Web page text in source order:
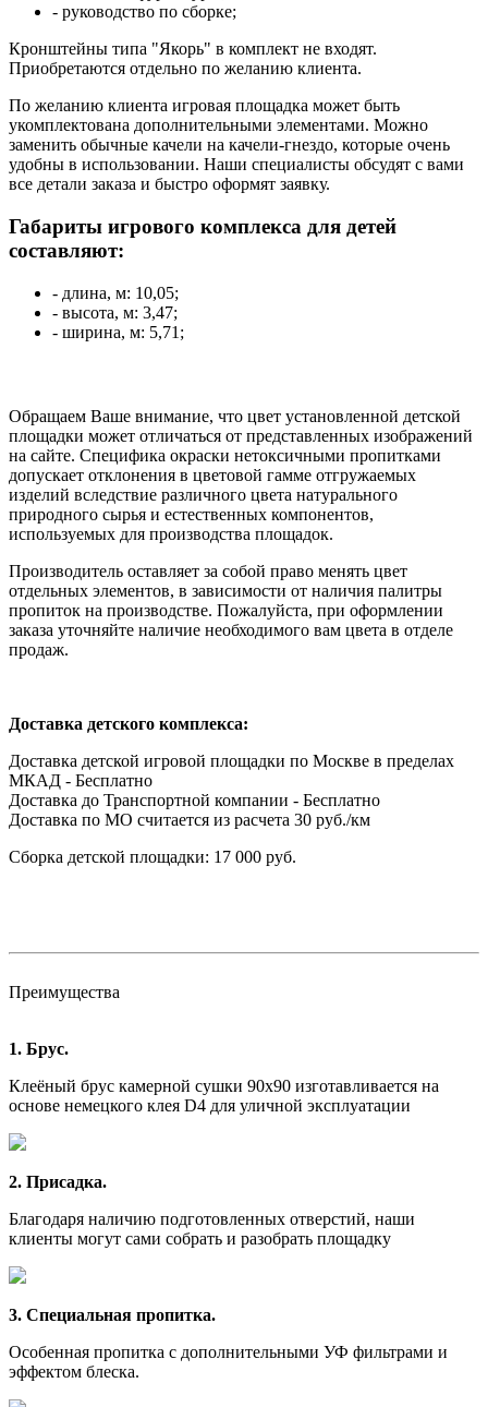
- руководство по сборке;
Кронштейны типа "Якорь" в комплект не входят.
Приобретаются отдельно по желанию клиента.
По желанию клиента игровая площадка может быть
укомплектована дополнительными элементами. Можно
заменить обычные качели на качели-гнездо, которые очень
удобны в использовании. Наши специалисты обсудят с вами
все детали заказа и быстро оформят заявку.
Габариты игрового комплекса для детей
составляют:
- длина, м: 10,05;
- высота, м: 3,47;
- ширина, м: 5,71;
Обращаем Ваше внимание, что цвет установленной детской
площадки может отличаться от представленных изображений
на сайте. Специфика окраски нетоксичными пропитками
допускает отклонения в цветовой гамме отгружаемых
изделий вследствие различного цвета натурального
природного сырья и естественных компонентов,
используемых для производства площадок.
Производитель оставляет за собой право менять цвет
отдельных элементов, в зависимости от наличия палитры
пропиток на производстве. Пожалуйста, при оформлении
заказа уточняйте наличие необходимого вам цвета в отделе
продаж.
Доставка детского комплекса:
Доставка детской игровой площадки по Москве в пределах
МКАД - Бесплатно
Доставка до Транспортной компании - Бесплатно
Доставка по МО считается из расчета 30 руб./км
Сборка детской площадки: 17 000 руб.
Преимущества
1. Брус.
Клеёный брус камерной сушки 90х90 изготавливается на
основе немецкого клея D4 для уличной эксплуатации
2. Присадка.
Благодаря наличию подготовленных отверстий, наши
клиенты могут сами собрать и разобрать площадку
3. Специальная пропитка.
Особенная пропитка с дополнительными УФ фильтрами и
эффектом блеска.